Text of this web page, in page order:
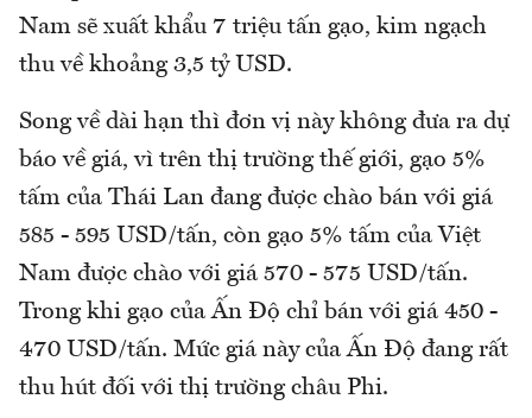
Nam sẽ xuất khẩu 7 triệu tấn gạo, kim ngạch
thu về khoảng 3,5 tỷ USD.
Song về dài hạn thì đơn vị này không đưa ra dự
báo về giá, vì trên thị trường thế giới, gạo 5%
tấm của Thái Lan đang được chào bán với giá
585 - 595 USD/tấn, còn gạo 5% tấm của Việt
Nam được chào với giá 570 - 575 USD/tấn.
Trong khi gạo của Ấn Độ chỉ bán với giá 450 -
470 USD/tấn. Mức giá này của Ấn Độ đang rất
thu hút đối với thị trường châu Phi.